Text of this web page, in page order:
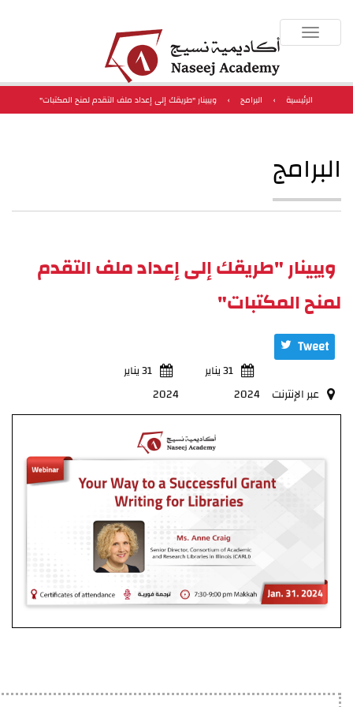
Toggle
navigation
الرئيسية › البرامج › ويبينار "طريقك إلى إعداد ملف التقدم لمنح المكتبات"
البرامج
ويبينار "طريقك إلى إعداد ملف التقدم
لمنح المكتبات"
Tweet
عبر الإنترنت
31 يناير
2024
31 يناير
2024